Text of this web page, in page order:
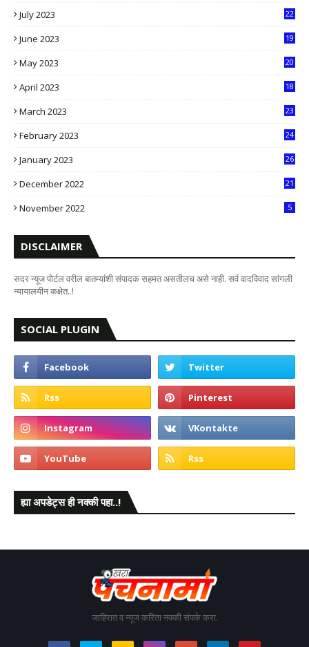
July 2023
22
June 2023
19
May 2023
20
April 2023
18
March 2023
23
February 2023
24
January 2023
26
December 2022
21
November 2022 5
DISCLAIMER
सदर न्यूज पोर्टल वरील बातम्यांशी संपादक सहमत असतीलच असे नाही. सर्व वादविवाद सांगली
न्यायालयीन कक्षेत..!
SOCIAL PLUGIN
ह्या अपडेट्स ही नक्की पहा..!
जाहिरात व न्यूज करिता नक्की संपर्क करा.